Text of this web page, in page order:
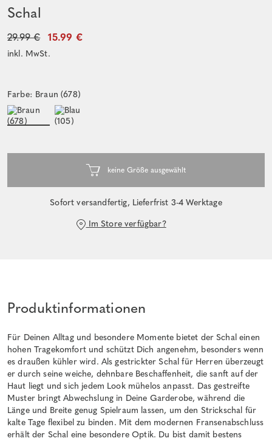
Schal
29.99 € 15.99 €
inkl. MwSt.
Farbe: Braun (678)
Sofort versandfertig, Lieferfrist 3-4 Werktage
Im Store verfügbar?
Produktinformationen
Für Deinen Alltag und besondere Momente bietet der Schal einen
hohen Tragekomfort und schützt Dich angenehm, besonders wenn
es draußen kühler wird. Als gestrickter Schal für Herren überzeugt
er durch seine weiche, dehnbare Beschaffenheit, die sanft auf der
Haut liegt und sich jedem Look mühelos anpasst. Das gestreifte
Muster bringt Abwechslung in Deine Garderobe, während die
Länge und Breite genug Spielraum lassen, um den Strickschal für
kalte Tage flexibel zu binden. Mit dem modernen Fransenabschluss
erhält der Schal eine besondere Optik. Du bist damit bestens